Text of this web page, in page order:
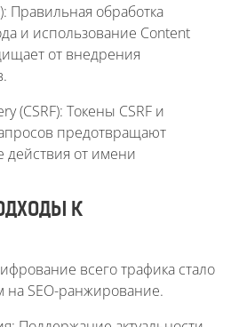
Правильная обработка
и использование Content
от внедрения
(CSRF): Токены CSRF и
предотвращают
от имени
К
всего трафика стало
SEO-ранжирование.